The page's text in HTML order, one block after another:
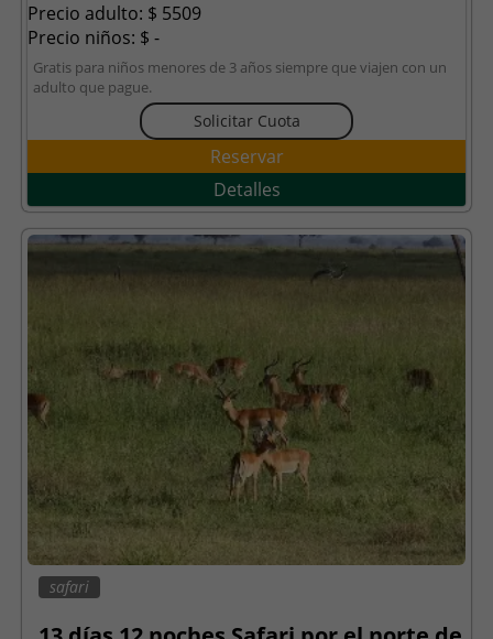
Precio adulto: $ 5509
Precio niños: $ -
Gratis para niños menores de 3 años siempre que viajen con un
adulto que pague.
Solicitar Cuota
Reservar
Detalles
safari